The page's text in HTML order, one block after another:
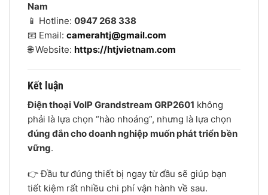
Nam
📱 Hotline: 0947 268 338
📧 Email: camerahtj@gmail.com
🌐 Website: https://htjvietnam.com
Kết luận
Điện thoại VoIP Grandstream GRP2601 không
phải là lựa chọn “hào nhoáng”, nhưng là lựa chọn
đúng đắn cho doanh nghiệp muốn phát triển bền
vững.
👉 Đầu tư đúng thiết bị ngay từ đầu sẽ giúp bạn
tiết kiệm rất nhiều chi phí vận hành về sau.